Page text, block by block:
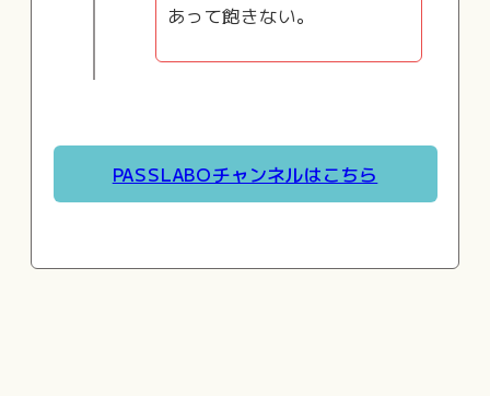
あって飽きない。
PASSLABOチャンネルはこちら